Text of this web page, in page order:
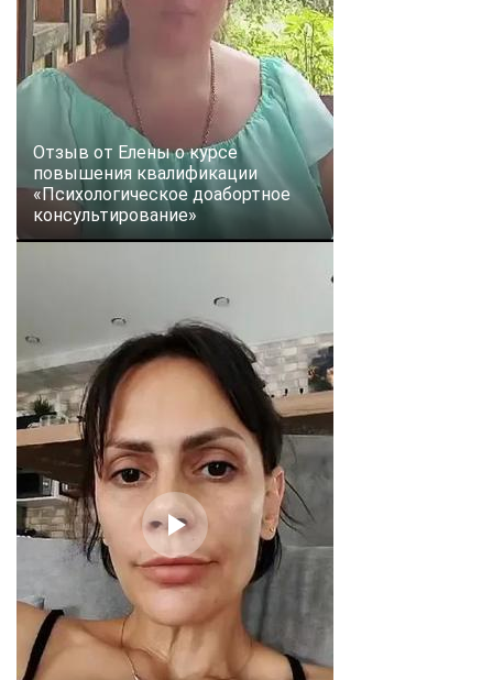
Отзыв от Елены о курсе
повышения квалификации
«Психологическое доабортное
консультирование»